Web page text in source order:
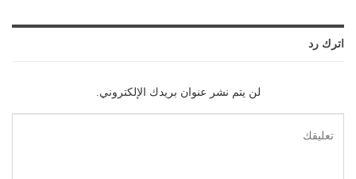
اترك رد
لن يتم نشر عنوان بريدك الإلكتروني.